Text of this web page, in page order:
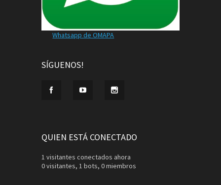
Whatsapp de OMAPA
SÍGUENOS!
QUIEN ESTÁ CONECTADO
1 visitantes conectados ahora
0 visitantes, 1 bots, 0 miembros